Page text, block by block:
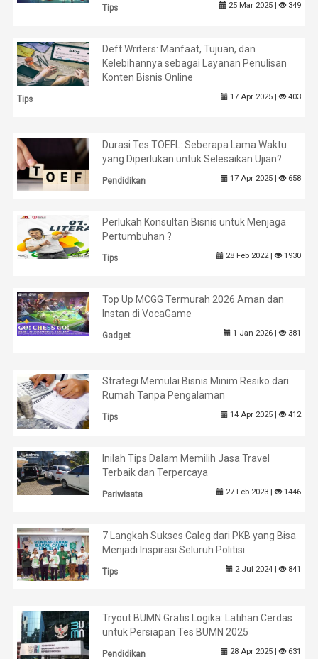
Tips 25 Mar 2025 | 349
Deft Writers: Manfaat, Tujuan, dan
Kelebihannya sebagai Layanan Penulisan
Konten Bisnis Online
Tips 17 Apr 2025 | 403
Durasi Tes TOEFL: Seberapa Lama Waktu
yang Diperlukan untuk Selesaikan Ujian?
Pendidikan 17 Apr 2025 | 658
Perlukah Konsultan Bisnis untuk Menjaga
Pertumbuhan ?
Tips 28 Feb 2022 | 1930
Top Up MCGG Termurah 2026 Aman dan
Instan di VocaGame
Gadget 1 Jan 2026 | 381
Strategi Memulai Bisnis Minim Resiko dari
Rumah Tanpa Pengalaman
Tips 14 Apr 2025 | 412
Inilah Tips Dalam Memilih Jasa Travel
Terbaik dan Terpercaya
Pariwisata 27 Feb 2023 | 1446
7 Langkah Sukses Caleg dari PKB yang Bisa
Menjadi Inspirasi Seluruh Politisi
Tips 2 Jul 2024 | 841
Tryout BUMN Gratis Logika: Latihan Cerdas
untuk Persiapan Tes BUMN 2025
Pendidikan 28 Apr 2025 | 631